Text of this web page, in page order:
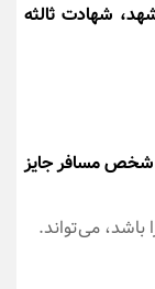
شهادت ثالثه
شخص مسافر جایز
می‌تواند.